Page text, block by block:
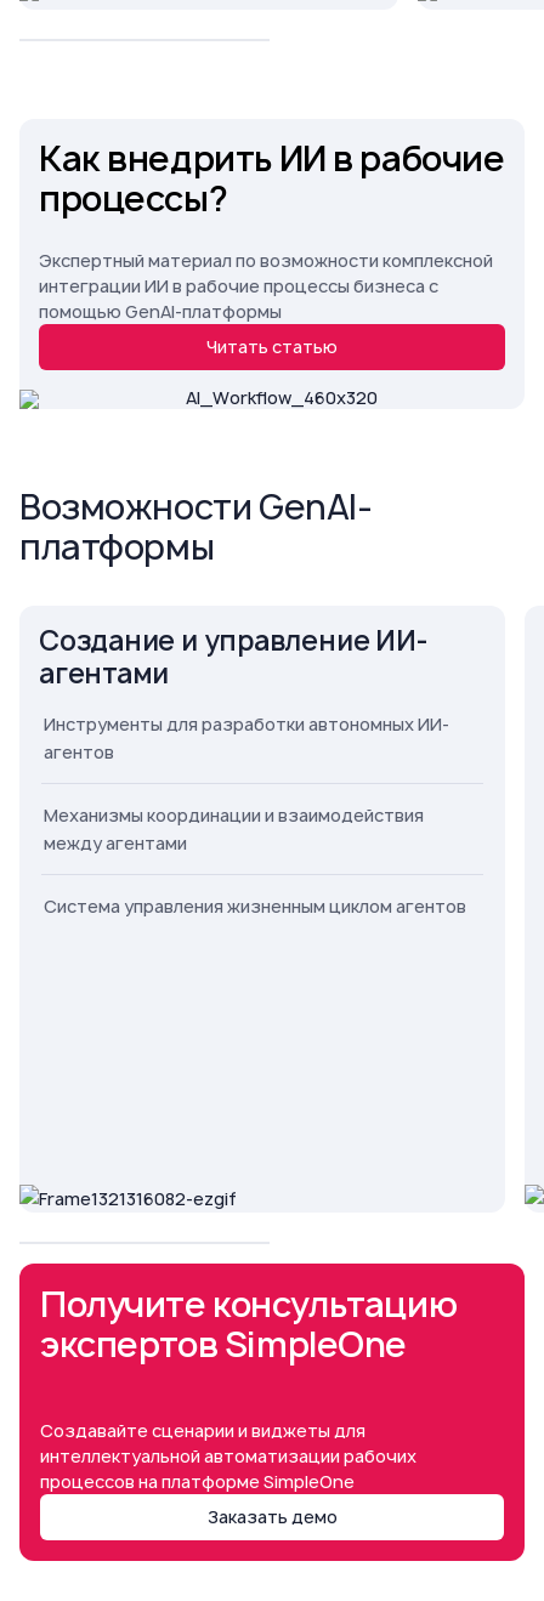
Как внедрить ИИ в рабочие
процессы?
Экспертный материал по возможности комплексной
интеграции ИИ в рабочие процессы бизнеса с
помощью GenAI-платформы
Читать статью
Возможности GenAI-
платформы
Создание и управление ИИ-
агентами
Инструменты для разработки автономных ИИ-
агентов
Механизмы координации и взаимодействия
между агентами
Система управления жизненным циклом агентов
Получите консультацию
экспертов SimpleOne
Создавайте сценарии и виджеты для
интеллектуальной автоматизации рабочих
процессов на платформе SimpleOne
Заказать демо